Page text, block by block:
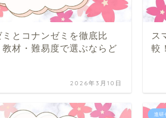
ミとコナンゼミを徹底比
材・難易度で選ぶならど
2026年3月10日
ス
較
進研